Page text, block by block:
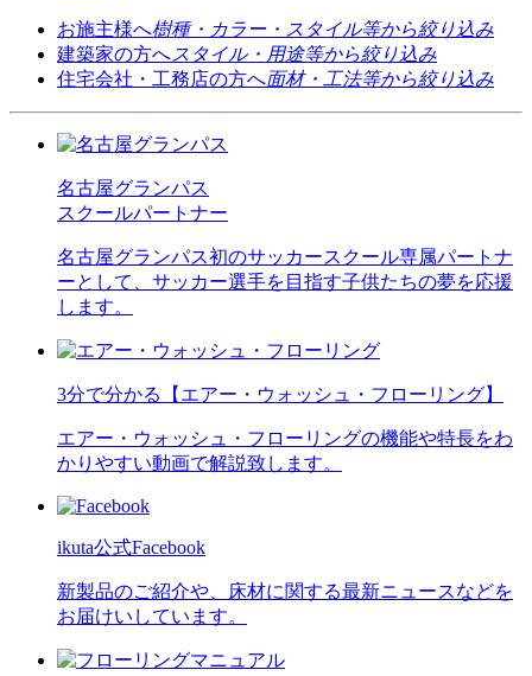
お施主様へ樹種・カラー・スタイル等から絞り込み
建築家の方へ スタイル・用途等から絞り込み
住宅会社・工務店の方へ面材・工法等から絞り込み
名古屋グランパス
スクールパートナー
名古屋グランパス初のサッカースクール専属パートナ
ーとして、サッカー選手を目指す子供たちの夢を応援
します。
3分で分かる【エアー・ウォッシュ・フローリング】
エアー・ウォッシュ・フローリングの機能や特長をわ
かりやすい動画で解説致します。
ikuta公式Facebook
新製品のご紹介や、床材に関する最新ニュースなどを
お届けいしています。